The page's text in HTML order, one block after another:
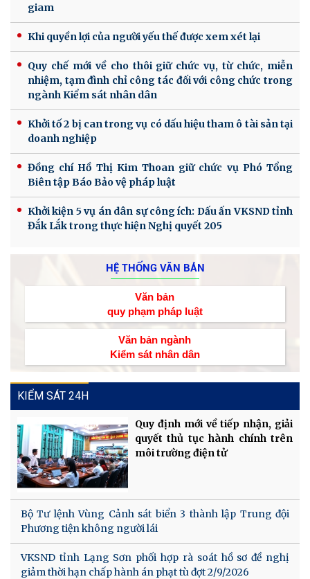
giam
Khi quyền lợi của người yếu thế được xem xét lại
Quy chế mới về cho thôi giữ chức vụ, từ chức, miễn
nhiệm, tạm đình chỉ công tác đối với công chức trong
ngành Kiểm sát nhân dân
Khởi tố 2 bị can trong vụ có dấu hiệu tham ô tài sản tại
doanh nghiệp
Đồng chí Hồ Thị Kim Thoan giữ chức vụ Phó Tổng
Biên tập Báo Bảo vệ pháp luật
Khởi kiện 5 vụ án dân sự công ích: Dấu ấn VKSND tỉnh
Đắk Lắk trong thực hiện Nghị quyết 205
HỆ THỐNG VĂN BẢN
Văn bản
quy phạm pháp luật
Văn bản ngành
Kiểm sát nhân dân
KIỂM SÁT 24H
Quy định mới về tiếp nhận, giải
quyết thủ tục hành chính trên
môi trường điện tử
Bộ Tư lệnh Vùng Cảnh sát biển 3 thành lập Trung đội
Phương tiện không người lái
VKSND tỉnh Lạng Sơn phối hợp rà soát hồ sơ đề nghị
giảm thời hạn chấp hành án phạt tù đợt 2/9/2026